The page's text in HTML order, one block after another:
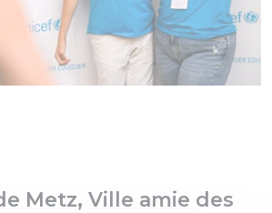
Metz, Ville amie des